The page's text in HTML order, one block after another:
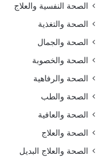
الصحة النفسية والعلاج
الصحة والتغذية
الصحة والجمال
الصحة والخصوبة
الصحة والرفاهية
الصحة والطب
الصحة والعافية
الصحة والعلاج
الصحة والعلاج البديل